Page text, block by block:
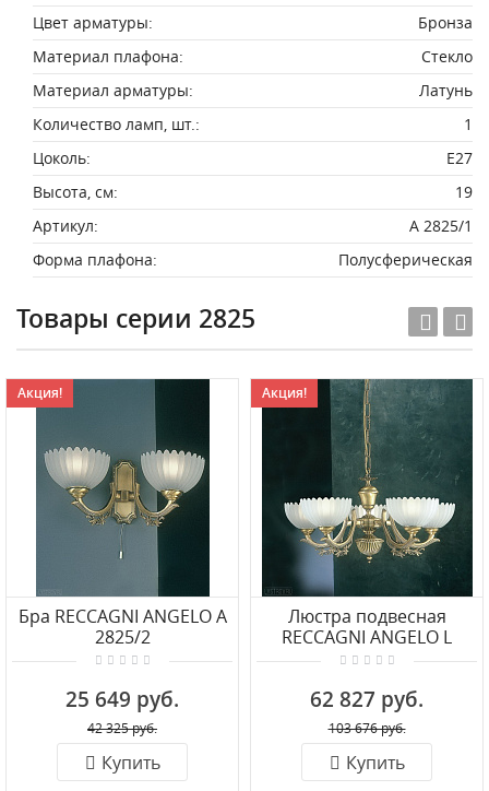
Цвет арматуры:
Бронза
Материал плафона:
Стекло
Материал арматуры:
Латунь
Количество ламп, шт.:
1
Цоколь:
E27
Высота, см:
19
Артикул:
A 2825/1
Форма плафона:
Полусферическая
Товары серии 2825
Акция!
Бра RECCAGNI ANGELO A
2825/2
25 649 руб.
42 325 руб.
Купить
Акция!
Люстра подвесная
RECCAGNI ANGELO L
2825/5
62 827 руб.
103 676 руб.
Купить